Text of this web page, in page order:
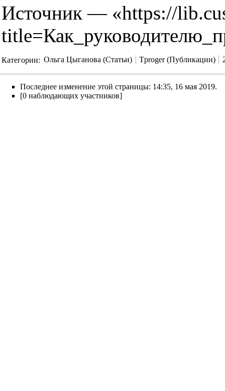
Источник — «https://
Категории: Ольга Цыганова (Статьи) Tproger (Публикации)
Последнее изменение этой страницы: 14:35, 16 мая 2019.
[0 наблюдающих участников]